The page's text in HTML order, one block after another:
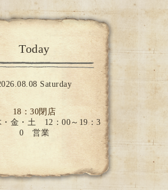
Today
Saturday
18：30閉店
金・土 12：00～19：3
0 営業